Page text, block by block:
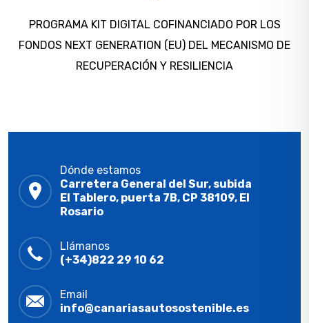
PROGRAMA KIT DIGITAL COFINANCIADO POR LOS
FONDOS NEXT GENERATION (EU) DEL MECANISMO DE
RECUPERACIÓN Y RESILIENCIA
Dónde estamos
Carretera General del Sur, subida
El Tablero, puerta 7B, CP 38109, El
Rosario
Llámanos
(+34)822 29 10 62
Email
info@canariasautosostenible.es